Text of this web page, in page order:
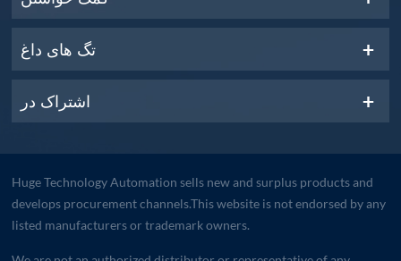
تگ های داغ
اشتراک در
Huge Technology Automation sells new and surplus products and
develops procurement channels.This website is not endorsed by any
listed manufacturers or trademark owners.